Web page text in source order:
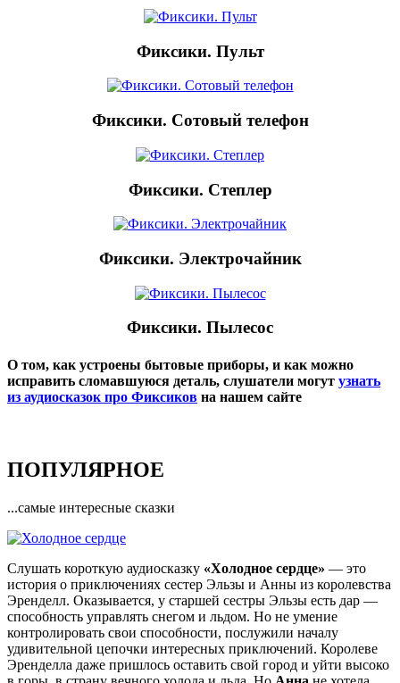
Фиксики. Пульт
Фиксики. Сотовый телефон
Фиксики. Степлер
Фиксики. Электрочайник
Фиксики. Пылесос
О том, как устроены бытовые приборы, и как можно
исправить сломавшуюся деталь, слушатели могут узнать
из аудиосказок про Фиксиков на нашем сайте
ПОПУЛЯРНОЕ
...самые интересные сказки
Слушать короткую аудиосказку «Холодное сердце» — это
история о приключениях сестер Эльзы и Анны из королевства
Эренделл. Оказывается, у старшей сестры Эльзы есть дар —
способность управлять снегом и льдом. Но не умение
контролировать свои способности, послужили началу
удивительной цепочки интересных приключений. Королеве
Эренделла даже пришлось оставить свой город и уйти высоко